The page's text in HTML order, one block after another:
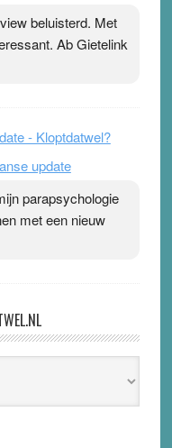
beluisterd. Met
Ab Gietelink
- Kloptdatwel?
update
parapsychologie
met een nieuw